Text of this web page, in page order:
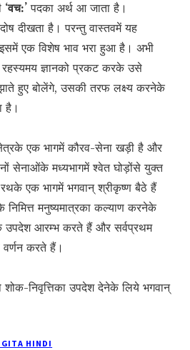
‘वच:’ पदका अर्थ आ जाता है।
दीखता है। परन्तु वास्तवमें यह
इसमें एक विशेष भाव भरा हुआ है। अभी
ज्ञानको प्रकट करके उसे
हुए बोलेंगे, उसकी तरफ लक्ष्य करनेके
है।
एक भागमें कौरव-सेना खड़ी है और
सेनाओंके मध्यभागमें श्वेत घोड़ोंसे युक्त
एक भागमें भगवान् श्रीकृष्ण बैठे हैं
मनुष्यमात्रका कल्याण करनेके
उपदेश आरम्भ करते हैं और सर्वप्रथम
वर्णन करते हैं।
शोक-निवृत्तिका उपदेश देनेके लिये भगवान्
GITA HINDI